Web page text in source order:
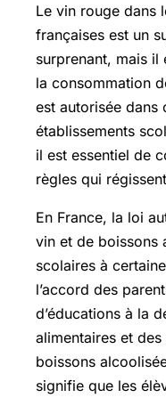
Le vin rouge dans
françaises est un
surprenant, mais il
la consommation
est autorisée dans
établissements
il est essentiel de
règles qui
En France, la loi
vin et de boissons
scolaires à
l’accord des
d’éducations à la
alimentaires et
boissons
signifie que les